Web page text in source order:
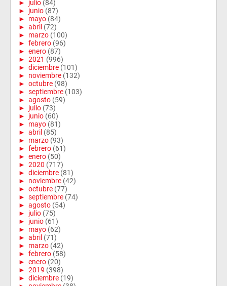
► julio (84)
► junio (87)
► mayo (84)
► abril (72)
► marzo (100)
► febrero (96)
► enero (87)
► 2021 (996)
► diciembre (101)
► noviembre (132)
► octubre (98)
► septiembre (103)
► agosto (59)
► julio (73)
► junio (60)
► mayo (81)
► abril (85)
► marzo (93)
► febrero (61)
► enero (50)
► 2020 (717)
► diciembre (81)
► noviembre (42)
► octubre (77)
► septiembre (74)
► agosto (54)
► julio (75)
► junio (61)
► mayo (62)
► abril (71)
► marzo (42)
► febrero (58)
► enero (20)
► 2019 (398)
► diciembre (19)